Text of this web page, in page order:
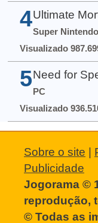
4 Ultimate
Super Nintendo
Visualizado
5 Need for
PC
Visualizado
Sobre o site |
Publicidade
Jogorama ©
reprodução,
© Todas as